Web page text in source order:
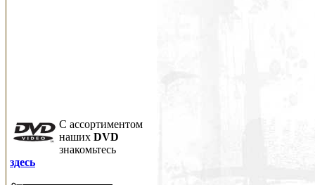
C ассортиментом
наших DVD
знакомьтесь
здесь